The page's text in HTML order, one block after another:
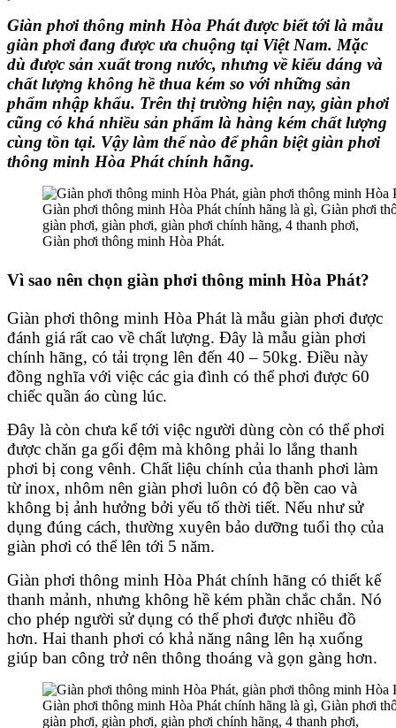
Giàn phơi thông minh Hòa Phátđược biết tới là mẫu
giàn phơiđang được ưa chuộng tại Việt Nam. Mặc
dù được sản xuất trong nước, nhưng về kiểu dáng và
chất lượng không hề thua kém so với những sản
phẩm nhập khẩu. Trên thị trường hiện nay, giàn phơi
cũng có khá nhiều sản phẩm là hàng kém chất lượng
cùng tồn tại. Vậy làm thế nào để phân biệtgiàn phơi
thông minh Hòa Phát chính hãng.
Giàn phơi thông minh Hòa Phát.
Vì sao nên chọn giàn phơi thông minh Hòa Phát?
Giàn phơi thông minh Hòa Phát là mẫu giàn phơi được
đánh giá rất cao về chất lượng. Đây là mẫu giàn phơi
chính hãng, có tải trọng lên đến 40 – 50kg. Điều này
đồng nghĩa với việc các gia đình có thể phơi được 60
chiếc quần áo cùng lúc.
Đây là còn chưa kể tới việc người dùng còn có thể phơi
được chăn ga gối đệm mà không phải lo lắng thanh
phơi bị cong vênh. Chất liệu chính của thanh phơi làm
từ inox, nhôm nên giàn phơi luôn có độ bền cao và
không bị ảnh hưởng bởi yếu tố thời tiết. Nếu như sử
dụng đúng cách, thường xuyên bảo dưỡng tuổi thọ của
giàn phơi có thể lên tới 5 năm.
Giàn phơi thông minh Hòa Phát chính hãng có thiết kế
thanh mảnh, nhưng không hề kém phần chắc chắn. Nó
cho phép người sử dụng có thể phơi được nhiều đồ
hơn. Hai thanh phơi có khả năng nâng lên hạ xuống
giúp ban công trở nên thông thoáng và gọn gàng hơn.